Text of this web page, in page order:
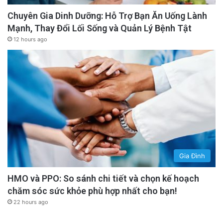
Chuyên Gia Dinh Dưỡng: Hỗ Trợ Bạn Ăn Uống Lành
Mạnh, Thay Đổi Lối Sống và Quản Lý Bệnh Tật
12 hours ago
Gia Đình
HMO và PPO: So sánh chi tiết và chọn kế hoạch
chăm sóc sức khỏe phù hợp nhất cho bạn!
22 hours ago